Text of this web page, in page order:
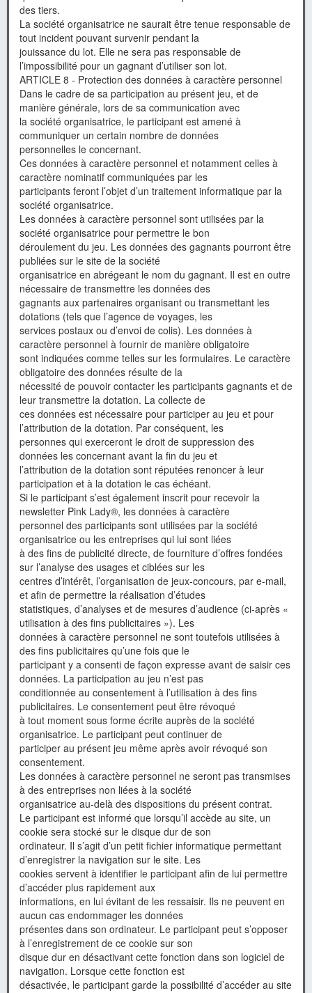
des tiers.
La société organisatrice ne saurait être tenue responsable de
tout incident pouvant survenir pendant la
jouissance du lot. Elle ne sera pas responsable de
l’impossibilité pour un gagnant d’utiliser son lot.
ARTICLE 8 - Protection des données à caractère personnel
Dans le cadre de sa participation au présent jeu, et de
manière générale, lors de sa communication avec
la société organisatrice, le participant est amené à
communiquer un certain nombre de données
personnelles le concernant.
Ces données à caractère personnel et notamment celles à
caractère nominatif communiquées par les
participants feront l’objet d’un traitement informatique par la
société organisatrice.
Les données à caractère personnel sont utilisées par la
société organisatrice pour permettre le bon
déroulement du jeu. Les données des gagnants pourront être
publiées sur le site de la société
organisatrice en abrégeant le nom du gagnant. Il est en outre
nécessaire de transmettre les données des
gagnants aux partenaires organisant ou transmettant les
dotations (tels que l’agence de voyages, les
services postaux ou d’envoi de colis). Les données à
caractère personnel à fournir de manière obligatoire
sont indiquées comme telles sur les formulaires. Le caractère
obligatoire des données résulte de la
nécessité de pouvoir contacter les participants gagnants et de
leur transmettre la dotation. La collecte de
ces données est nécessaire pour participer au jeu et pour
l’attribution de la dotation. Par conséquent, les
personnes qui exerceront le droit de suppression des
données les concernant avant la fin du jeu et
l’attribution de la dotation sont réputées renoncer à leur
participation et à la dotation le cas échéant.
Si le participant s’est également inscrit pour recevoir la
newsletter Pink Lady®, les données à caractère
personnel des participants sont utilisées par la société
organisatrice ou les entreprises qui lui sont liées
à des fins de publicité directe, de fourniture d’offres fondées
sur l’analyse des usages et ciblées sur les
centres d’intérêt, l’organisation de jeux-concours, par e-mail,
et afin de permettre la réalisation d’études
statistiques, d’analyses et de mesures d’audience (ci-après «
utilisation à des fins publicitaires »). Les
données à caractère personnel ne sont toutefois utilisées à
des fins publicitaires qu’une fois que le
participant y a consenti de façon expresse avant de saisir ces
données. La participation au jeu n’est pas
conditionnée au consentement à l’utilisation à des fins
publicitaires. Le consentement peut être révoqué
à tout moment sous forme écrite auprès de la société
organisatrice. Le participant peut continuer de
participer au présent jeu même après avoir révoqué son
consentement.
Les données à caractère personnel ne seront pas transmises
à des entreprises non liées à la société
organisatrice au-delà des dispositions du présent contrat.
Le participant est informé que lorsqu’il accède au site, un
cookie sera stocké sur le disque dur de son
ordinateur. Il s’agit d’un petit fichier informatique permettant
d’enregistrer la navigation sur le site. Les
cookies servent à identifier le participant afin de lui permettre
d’accéder plus rapidement aux
informations, en lui évitant de les ressaisir. Ils ne peuvent en
aucun cas endommager les données
présentes dans son ordinateur. Le participant peut s’opposer
à l’enregistrement de ce cookie sur son
disque dur en désactivant cette fonction dans son logiciel de
navigation. Lorsque cette fonction est
désactivée, le participant garde la possibilité d’accéder au site